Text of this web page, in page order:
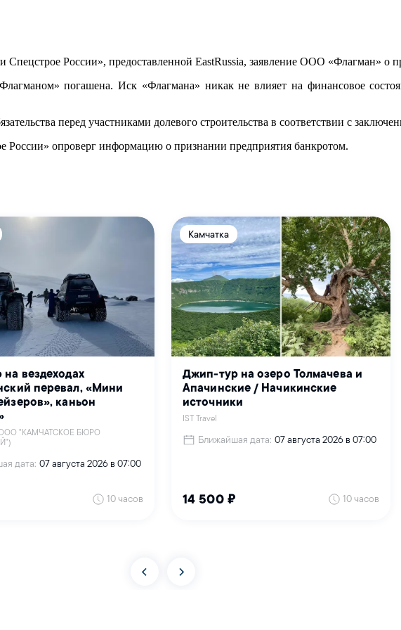
России», предоставленной EastRussia, заявление ООО «Флагман» о
погашена. Иск «Флагмана» никак не влияет на финансовое
перед участниками долевого строительства в соответствии с
опроверг информацию о признании предприятия банкротом.